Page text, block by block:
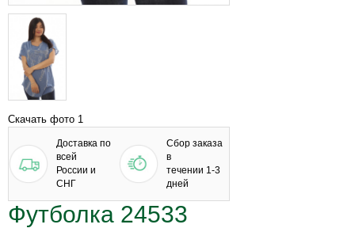
Скачать фото 1
Доставка по
всей
России и
СНГ
Сбор заказа
в
течении 1-3
дней
Футболка 24533